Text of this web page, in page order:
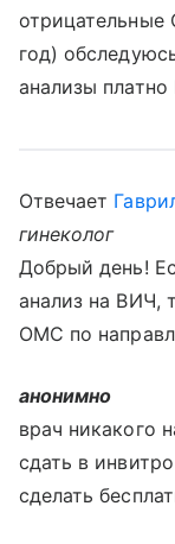
отрицательные
год)
анализы
Отвечает
гинеколог
Добрый день!
анализ на ВИЧ,
ОМС по
анонимно
врач никакого
сдать в
сделать